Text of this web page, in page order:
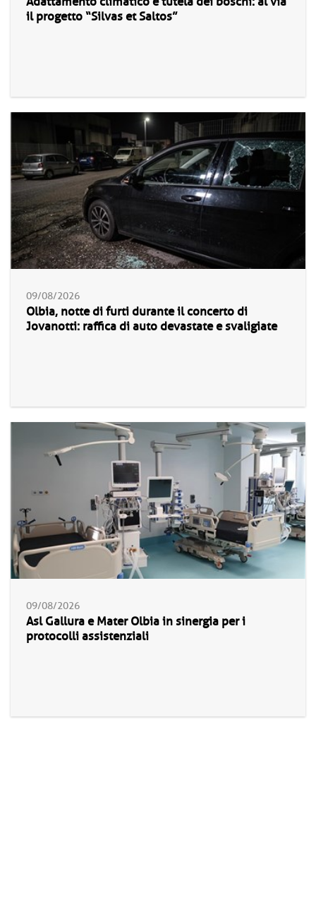
il progetto “Silvas et Saltos”
09/08/2026
Olbia, notte di furti durante il concerto di
Jovanotti: raffica di auto devastate e svaligiate
09/08/2026
Asl Gallura e Mater Olbia in sinergia per i
protocolli assistenziali